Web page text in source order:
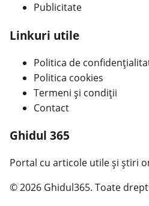
Publicitate
Linkuri utile
Politica de
Politica cookies
Termeni și condiții
Contact
Ghidul 365
Portal cu articole utile și știri
© 2026 Ghidul365. Toate